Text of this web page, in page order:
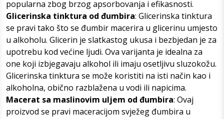
popularna zbog brzog apsorbovanja i efikasnosti.
Glicerinska tinktura od đumbira: Glicerinska tinktura
se pravi tako što se đumbir macerira u glicerinu umjesto
u alkoholu. Glicerin je slatkastog ukusa i bezbjedan je za
upotrebu kod većine ljudi. Ova varijanta je idealna za
one koji izbjegavaju alkohol ili imaju osetljivu sluzokožu.
Glicerinska tinktura se može koristiti na isti način kao i
alkoholna, obično razblažena u vodi ili napicima.
Macerat sa maslinovim uljem od đumbira: Ovaj
proizvod se pravi maceracijom svježeg đumbira u